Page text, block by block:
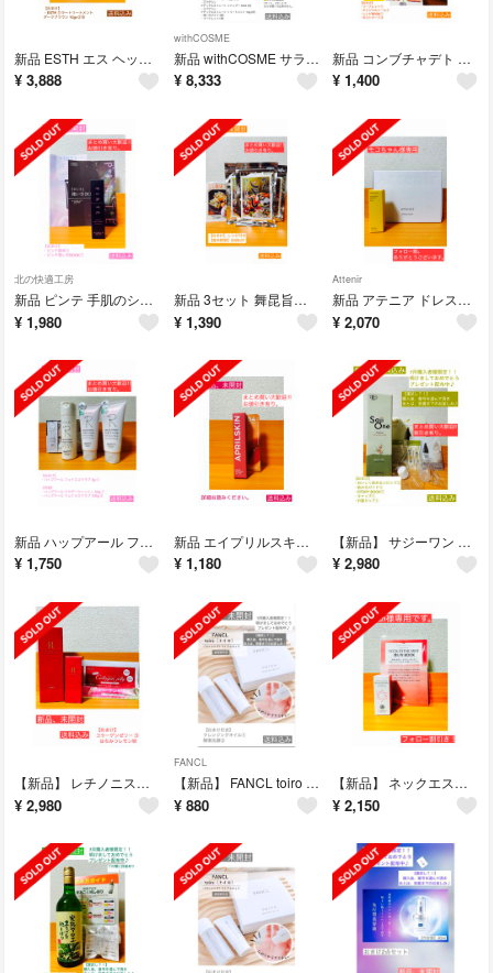
新品 ESTH エス ヘッドスパシャンプー クリームシャンプー 380g
¥ 3,888
withCOSME
新品 withCOSME サラフェプラス サラフェ 3点セット 顔汗対策 おまけ
¥ 8,333
新品 コンブチャデト KOMBUBHA DETO 7本入り フルーティー味
¥ 1,400
北の快適工房
新品 ピンテ 手肌のシワ改善クリーム おまけ付き PINTE
¥ 1,980
新品 3セット 舞昆旨だし 8g×14袋 おまけ付き
¥ 1,390
Attenir
新品 アテニア ドレススノー 2週間セット お試し おまけ付き Attenir
¥ 2,070
新品 ハップアール フェイススクラブ 100g パウダーウォッシュ 50g
¥ 1,750
新品 エイプリルスキン ムードブラーリングリップティント#04 ローズミューリー
¥ 1,180
【新品】 サジーワン SajiOne 900ml おまけ付き
¥ 2,980
【新品】 レチノニスタセラム トリートメントクリーム おまけ付き OZIO
¥ 2,980
FANCL
【新品】 FANCL toiro トライアルキット ファンケル トイロ おまけ付
¥ 880
【新品】 ネックエステミスト 30ml 首専用美容液 おまけ付き
¥ 2,150